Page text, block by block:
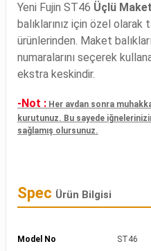
Yeni Fujin ST46 Üçlü
balıklarınız için özel
ürünlerinden. Maket
numaralarını seçerek
ekstra keskindir.
-Not : Her avdan sonra
kurutunuz. Bu sayede
sağlamış olursunuz.
Spec Ürün Bilgisi
Model No ST46